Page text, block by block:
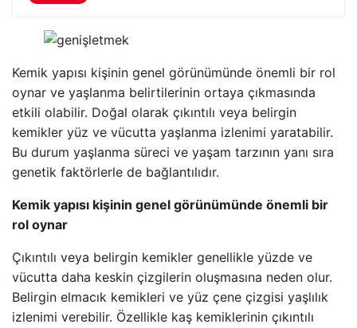
Kemik yapısı kişinin genel görünümünde önemli bir rol
oynar ve yaşlanma belirtilerinin ortaya çıkmasında
etkili olabilir. Doğal olarak çıkıntılı veya belirgin
kemikler yüz ve vücutta yaşlanma izlenimi yaratabilir.
Bu durum yaşlanma süreci ve yaşam tarzının yanı sıra
genetik faktörlerle de bağlantılıdır.
Kemik yapısı kişinin genel görünümünde önemli bir
rol oynar
Çıkıntılı veya belirgin kemikler genellikle yüzde ve
vücutta daha keskin çizgilerin oluşmasına neden olur.
Belirgin elmacık kemikleri ve yüz çene çizgisi yaşlılık
izlenimi verebilir. Özellikle kaş kemiklerinin çıkıntılı